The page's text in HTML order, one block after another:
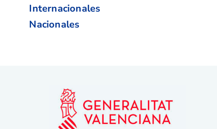
Internacionales
Nacionales